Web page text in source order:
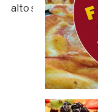
alto sopra la